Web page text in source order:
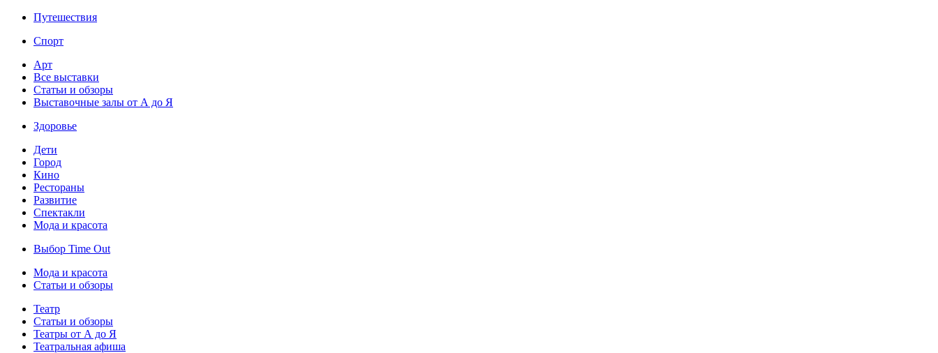
Путешествия
Спорт
Арт
Все выставки
Статьи и обзоры
Выставочные залы от А до Я
Здоровье
Дети
Город
Кино
Рестораны
Развитие
Спектакли
Мода и красота
Выбор Time Out
Мода и красота
Статьи и обзоры
Театр
Статьи и обзоры
Театры от А до Я
Театральная афиша